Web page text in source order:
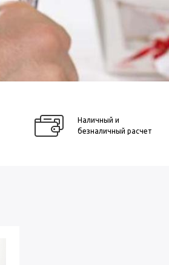
Наличный и
безналичный расчет